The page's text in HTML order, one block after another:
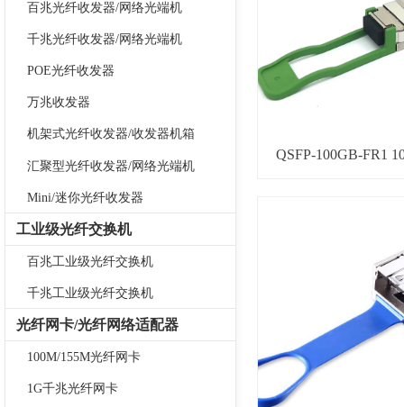
QSFP-100GB-FR1
百兆光纤收发器/网络光端机
千兆光纤收发器/网络光端机
POE光纤收发器
万兆收发器
机架式光纤收发器/收发器机箱
汇聚型光纤收发器/网络光端机
Mini/迷你光纤收发器
工业级光纤交换机
百兆工业级光纤交换机
千兆工业级光纤交换机
光纤网卡/光纤网络适配器
100M/155M光纤网卡
1G千兆光纤网卡